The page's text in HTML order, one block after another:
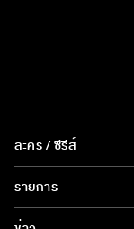
ละคร / ซีรีส์
ละคร/ซีรีส์
ซีรีส์นานาชาติ
รายการ
รายการทั้งหมด